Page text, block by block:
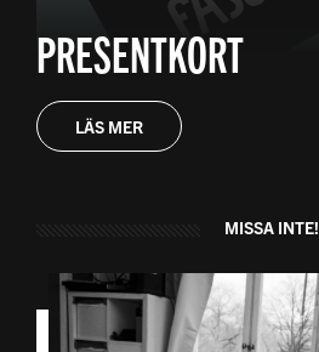
PRESENTKORT
LÄS MER
MISSA INTE!